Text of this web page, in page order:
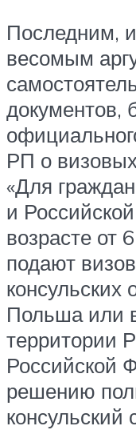
Последним,
весомым
документов,
РП о
«Для
и
возрасте от
подают
консульских
Польша или
территории
Российской
решению
консульский